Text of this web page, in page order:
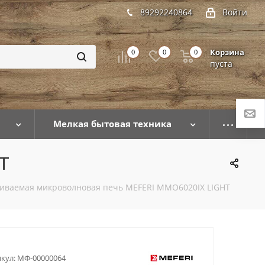
Войти
89292240864
0 0 Корзина
пуста
0
Мелкая бытовая техника
микроволновая печь MEFERI MMO6020IX LIGHT
МФ-00000064